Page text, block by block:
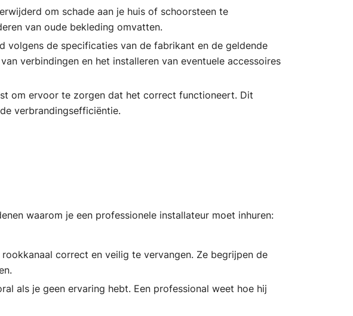
om schade aan je huis of schoorsteen te
van oude bekleding omvatten.
volgens de specificaties van de fabrikant en de geldende
verbindingen en het installeren van eventuele accessoires
om ervoor te zorgen dat het correct functioneert. Dit
verbrandingsefficiëntie.
waarom je een professionele installateur moet inhuren:
correct en veilig te vervangen. Ze begrijpen de
als je geen ervaring hebt. Een professional weet hoe hij